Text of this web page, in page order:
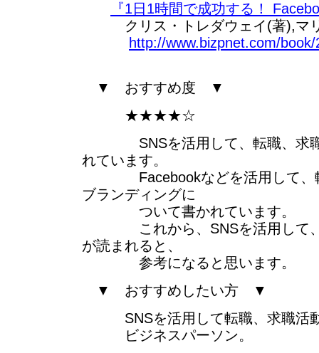
『1日1時間で成功する！
クリス・トレダウェイ(著),マリ
http://www.bizpnet.com/
▼ おすすめ度 ▼
★★★★☆
SNSを活用して、転職、求職
れています。
Facebookなどを活用して、転
ブランディングに
ついて書かれています。
これから、SNSを活用して、
が読まれると、
参考になると思います。
▼ おすすめしたい方 ▼
SNSを活用して転職、求職活
ビジネスパーソン。